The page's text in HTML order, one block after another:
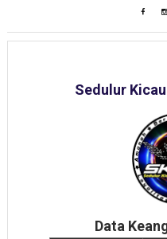
Sedulur
Data